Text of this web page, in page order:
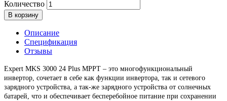
Количество
В корзину
Описание
Спецификация
Отзывы
Expert MKS 3000 24 Plus MPPT – это многофункциональный
инвертор, сочетает в себе как функции инвертора, так и сетевого
зарядного устройства, а так-же зарядного устройства от солнечных
батарей, что и обеспечивает бесперебойное питание при сохранении